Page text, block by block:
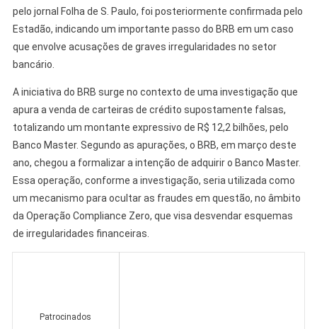
pelo jornal Folha de S. Paulo, foi posteriormente confirmada pelo
Estadão, indicando um importante passo do BRB em um caso
que envolve acusações de graves irregularidades no setor
bancário.
A iniciativa do BRB surge no contexto de uma investigação que
apura a venda de carteiras de crédito supostamente falsas,
totalizando um montante expressivo de R$ 12,2 bilhões, pelo
Banco Master. Segundo as apurações, o BRB, em março deste
ano, chegou a formalizar a intenção de adquirir o Banco Master.
Essa operação, conforme a investigação, seria utilizada como
um mecanismo para ocultar as fraudes em questão, no âmbito
da Operação Compliance Zero, que visa desvendar esquemas
de irregularidades financeiras.
Patrocinados